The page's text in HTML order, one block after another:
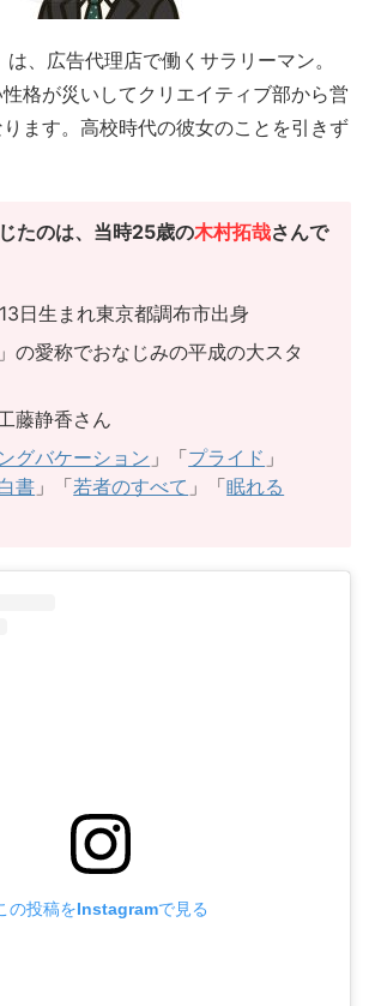
、広告代理店で働くサラリーマン。
格が災いしてクリエイティブ部から営
ます。高校時代の彼女のことを引きず
たのは、当時25歳の木村拓哉さんで
日生まれ東京都調布市出身
の愛称でおなじみの平成の大スタ
藤静香さん
グバケーション 」「プライド 」
書 」「若者のすべて 」「眠れる
の投稿をInstagramで見る